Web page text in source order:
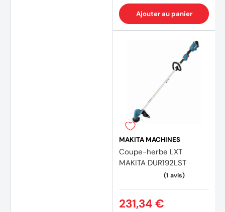
(1
Ajouter au panier
MAKITA MACHINES
Coupe-herbe LXT
MAKITA DUR192LST
231,34 €